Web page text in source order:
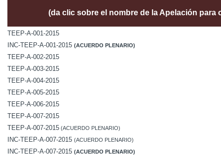
(da clic sobre el nombre de la Apelación para
TEEP-A-001-2015
INC-TEEP-A-001-2015 (ACUERDO PLENARIO)
TEEP-A-002-2015
TEEP-A-003-2015
TEEP-A-004-2015
TEEP-A-005-2015
TEEP-A-006-2015
TEEP-A-007-2015
TEEP-A-007-2015 (ACUERDO PLENARIO)
INC-TEEP-A-007-2015 (ACUERDO PLENARIO)
INC-TEEP-A-007-2015 (ACUERDO PLENARIO)